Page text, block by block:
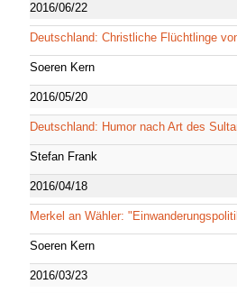
2016/06/22
Deutschland: Christliche Flüchtlinge
Soeren Kern
2016/05/20
Deutschland: Humor nach Art des
Stefan Frank
2016/04/18
Merkel an Wähler:
Soeren Kern
2016/03/23